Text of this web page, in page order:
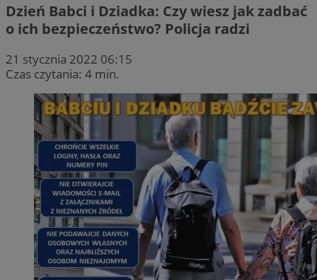
Dzień Babci i Dziadka: Czy wiesz jak zadbać
o ich bezpieczeństwo? Policja radzi
21 stycznia 2022 06:15
Czas czytania: 4 min.